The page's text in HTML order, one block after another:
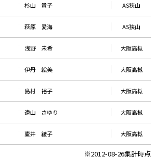
杉山 貴子 AS狭山
萩原 愛海 AS狭山
浅野 未希 大阪高槻
伊丹 絵美 大阪高槻
島村 裕子 大阪高槻
遠山 さゆり 大阪高槻
壷井 綾子 大阪高槻
※2012-08-26集計時点